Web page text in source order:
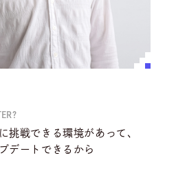
挑戦できる環境があって、
デートできるから